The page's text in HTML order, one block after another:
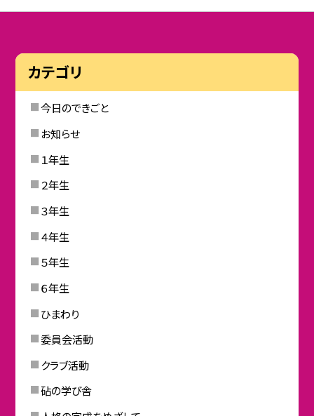
カテゴリ
今日のできごと
お知らせ
１年生
２年生
３年生
４年生
５年生
６年生
ひまわり
委員会活動
クラブ活動
砧の学び舎